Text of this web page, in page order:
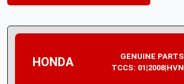
HONDA
GENUINE PARTS
TCCS: 01|2008|HVN